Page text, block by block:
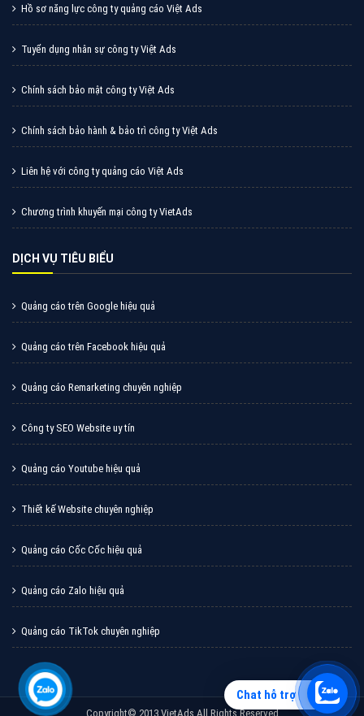
Chat hỗ trợ
Hồ sơ năng lực công ty quảng cáo Việt Ads
Tuyển dụng nhân sự công ty Việt Ads
Chính sách bảo mật công ty Việt Ads
Chính sách bảo hành & bảo trì công ty Việt Ads
Liên hệ với công ty quảng cáo Việt Ads
Chương trình khuyến mại công ty VietAds
DỊCH VỤ TIÊU BIỂU
Quảng cáo trên Google hiệu quả
Quảng cáo trên Facebook hiệu quả
Quảng cáo Remarketing chuyên nghiệp
Công ty SEO Website uy tín
Quảng cáo Youtube hiệu quả
Thiết kế Website chuyên nghiệp
Quảng cáo Cốc Cốc hiệu quả
Quảng cáo Zalo hiệu quả
Quảng cáo TikTok chuyên nghiệp
Copyright© 2013 VietAds All Rights Reserved